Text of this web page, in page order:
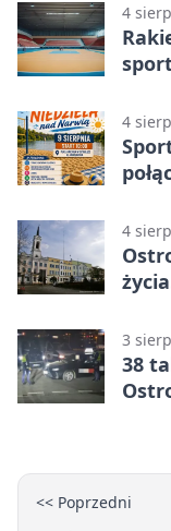
4
4
4
3
38
<< Poprzedni